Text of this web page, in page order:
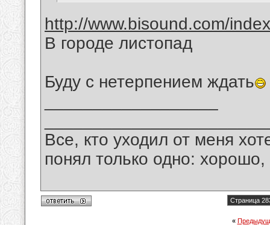
http://www.bisound.com/
В городе листопад
Буду с нетерпением ждать
Все, кто уходил от меня
понял только одно:
Страница
«